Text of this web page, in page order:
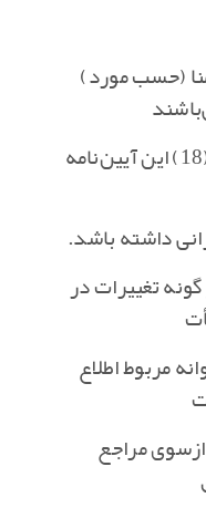
امنا (حسب مورد)
و بایددارای شرائط مقرر در ماده (18) این آیین‌نامه
گونه تغییرات در
مربوط اطلاع
ازسوی مراجع